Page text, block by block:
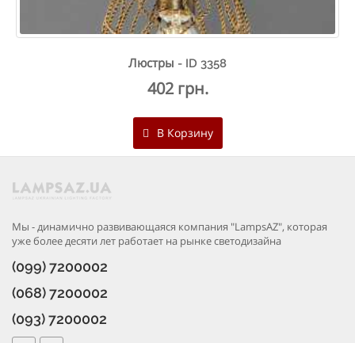
Люстры - ID 3358
402 грн.
В Корзину
Мы - динамично развивающаяся компания "LampsAZ", которая
уже более десяти лет работает на рынке светодизайна
(099) 7200002
(068) 7200002
(093) 7200002